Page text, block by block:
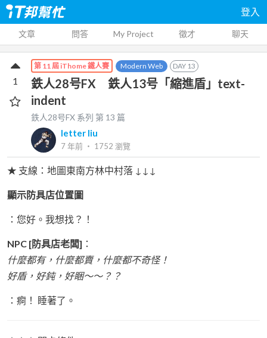
登入
文章 問答 My Project 徵才 聊天
第 11 屆 iThome 鐵人賽 Modern Web DAY 13
鉄人28号FX 鉄人13号「縮進盾」text-
indent
鉄人28号FX 系列 第 13 篇
letter liu
7 年前 ‧ 1752 瀏覽
1
★ 支線：地圖東南方林中村落 ↓↓↓
顯示防具店位置圖
：您好。我想找？！
NPC [防具店老闆] ：
什麼都有，什麼都賣，什麼都不奇怪！
好盾，好鈍，好睏～～？？
：痾！ 睡著了。